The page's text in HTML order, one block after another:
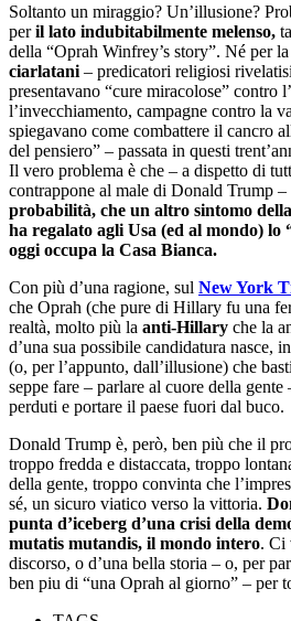
Soltanto un miraggio? Un’illusione?
peril lato indubitabilmente melenso,
della “Oprah Winfrey’s story”. Né per
ciarlatani – predicatori religiosi
presentavano “cure miracolose” contro
l’invecchiamento, campagne contro la
spiegavano come combattere il cancro
del pensiero” – passata in questi
Il vero problema è che – a dispetto di
contrappone al male di Donald Trump –
probabilità, che un altro sintomo
ha regalato agli Usa (ed al mondo) lo
oggi occupa la Casa Bianca.
Con più d’una ragione, sul New York
che Oprah (che pure di Hillary fu una
realtà, molto più la anti-Hillary che la
d’una sua possibile candidatura nasce,
(o, per l’appunto, dall’illusione) che
seppe fare – parlare al cuore della
perduti e portare il paese fuori dal buco.
Donald Trump è, però, ben più che il
troppo fredda e distaccata, troppo
della gente, troppo convinta che
sé, un sicuro viatico verso la vittoria.
punta d’iceberg d’una crisi della
mutatis mutandis, il mondo intero. Ci
discorso, o d’una bella storia – o, per
ben piu di “una Oprah al giorno” – per